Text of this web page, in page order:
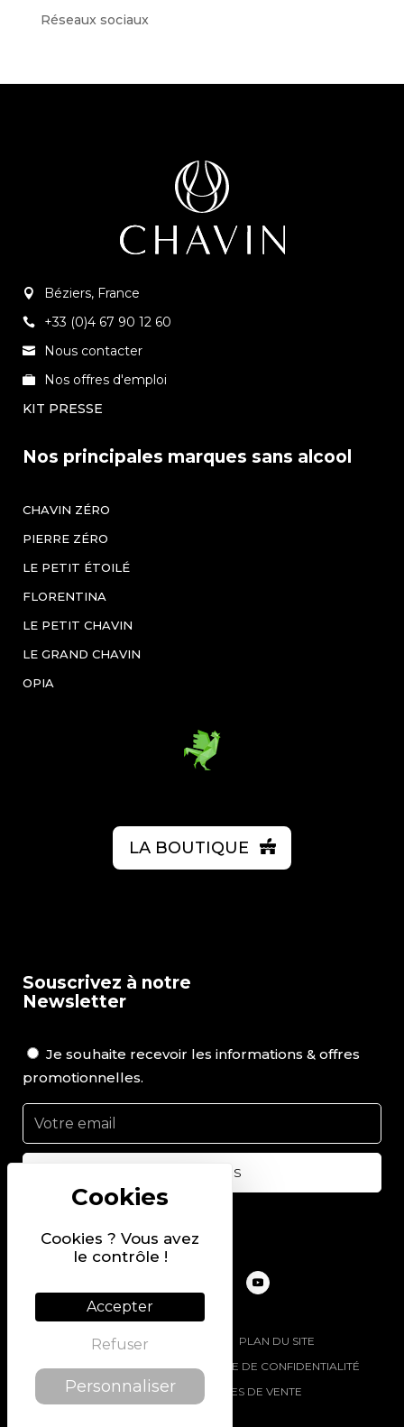
Cookies ? Vous avez
le contrôle !
Accepter
Refuser
Personnaliser
Réseaux sociaux
Béziers, France
+33 (0)4 67 90 12 60
Nous contacter
Nos offres d'emploi
KIT PRESSE
Nos principales marques sans alcool
CHAVIN ZÉRO
PIERRE ZÉRO
LE PETIT ÉTOILÉ
FLORENTINA
LE PETIT CHAVIN
LE GRAND CHAVIN
OPIA
LA BOUTIQUE
Souscrivez à notre
Newsletter
Je souhaite recevoir les informations & offres
promotionnelles.
Suivez-nous sur
@2022 PIERRE CHAVIN
PLAN DU SITE
MENTIONS LÉGALES
POLITIQUE DE CONFIDENTIALITÉ
CONDITIONS GÉNÉRALES DE VENTE